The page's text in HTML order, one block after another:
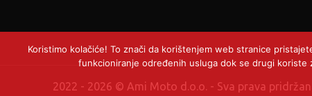
2022 - 2026 © Ami Moto d.o.o. - Sva prava
Koristimo kolačiće! To znači da korištenjem web stranice
funkcioniranje određenih usluga dok se drugi